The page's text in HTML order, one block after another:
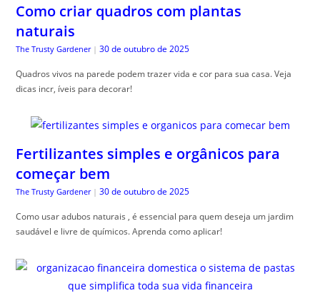
Como criar quadros com plantas
naturais
The Trusty Gardener | 30 de outubro de 2025
Quadros vivos na parede podem trazer vida e cor para sua casa. Veja
dicas incr, íveis para decorar!
Fertilizantes simples e orgânicos para
começar bem
The Trusty Gardener | 30 de outubro de 2025
Como usar adubos naturais , é essencial para quem deseja um jardim
saudável e livre de químicos. Aprenda como aplicar!